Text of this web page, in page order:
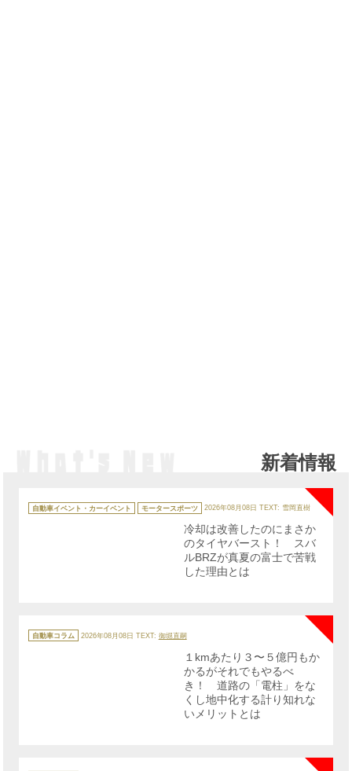
新着情報
テ
ゴ
自動車イベント・カーイベント モータースポーツ 2026年08月08日 TEXT: 雪岡直樹
NEW
冷却は改善したのにまさか
のタイヤバースト！ スバ
ルBRZが真夏の富士で苦戦
した理由とは
テ
ゴ
自動車コラム 2026年08月08日 TEXT: 御堀直嗣
１kmあたり３〜５億円もか
かるがそれでもやるべ
き！ 道路の「電柱」をな
くし地中化する計り知れな
いメリットとは